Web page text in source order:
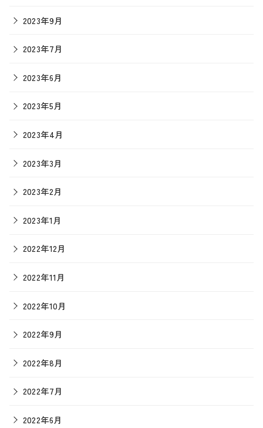
2023年9月
2023年7月
2023年6月
2023年5月
2023年4月
2023年3月
2023年2月
2023年1月
2022年12月
2022年11月
2022年10月
2022年9月
2022年8月
2022年7月
2022年6月